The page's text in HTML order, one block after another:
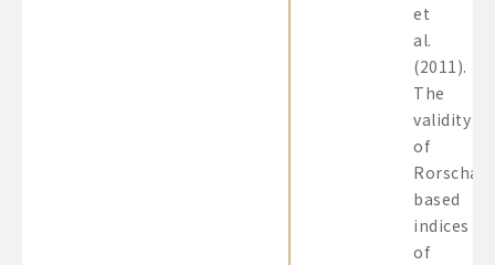
et
al.
(2011).
The
validity
of
based
indices
of